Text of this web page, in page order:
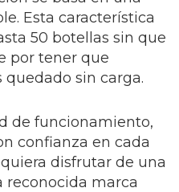
Esta característica
50 botellas sin que
por tener que
quedado sin carga.
de funcionamiento,
confianza en cada
disfrutar de una
reconocida marca